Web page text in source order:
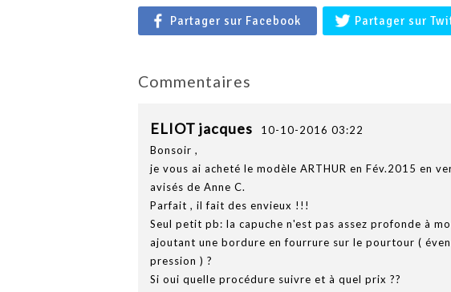
Partager sur Facebook Partager sur
Commentaires
ELIOT jacques 10-10-2016 03:22
Bonsoir ,
je vous ai acheté le modèle ARTHUR en Fév.2015 en
avisés de Anne C.
Parfait , il fait des envieux !!!
Seul petit pb: la capuche n'est pas assez profonde à
ajoutant une bordure en fourrure sur le pourtour (
pression ) ?
Si oui quelle procédure suivre et à quel prix ??